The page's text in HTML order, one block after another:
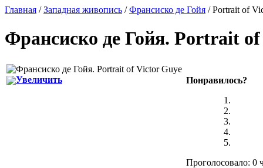
Главная /Западная живопись /Франсиско де Гойя / Portrait of
Франсиско де Гойя. Portrait of
Увеличить Понравилось?
Проголосовало: 0